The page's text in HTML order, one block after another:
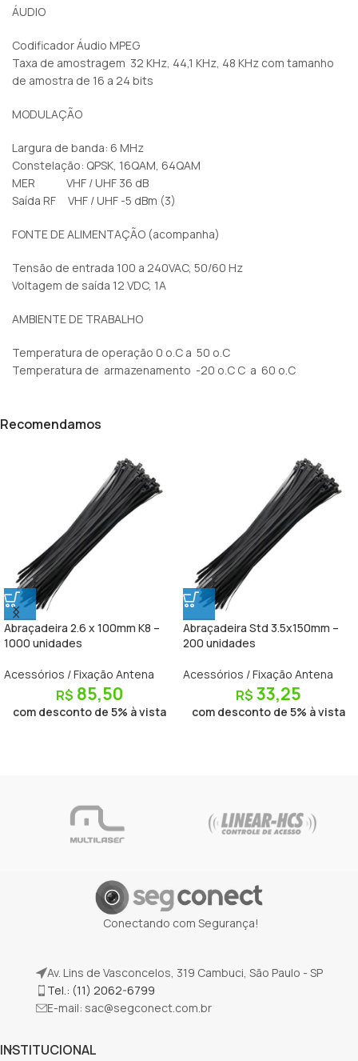
ÁUDIO
Codificador Áudio MPEG
Taxa de amostragem 32 KHz, 44,1 KHz, 48 KHz com tamanho
de amostra de 16 a 24 bits
MODULAÇÃO
Largura de banda: 6 MHz
Constelação: QPSK, 16QAM, 64QAM
MER VHF / UHF 36 dB
Saída RF VHF / UHF -5 dBm (3)
FONTE DE ALIMENTAÇÃO (acompanha)
Tensão de entrada 100 a 240VAC, 50/60 Hz
Voltagem de saída 12 VDC, 1A
AMBIENTE DE TRABALHO
Temperatura de operação 0 o.C a 50 o.C
Temperatura de armazenamento -20 o.C C a 60 o.C
Recomendamos
Abraçadeira 2.6 x 100mm K8 –
1000 unidades
Acessórios / Fixação Antena
R$ 85,50
com desconto de 5% à vista
Abraçadeira Std 3.5x150mm –
200 unidades
Acessórios / Fixação Antena
R$ 33,25
com desconto de 5% à vista
Conectando com Segurança!
Av. Lins de Vasconcelos, 319 Cambuci, São Paulo - SP
Tel.: (11) 2062-6799
E-mail: sac@segconect.com.br
INSTITUCIONAL